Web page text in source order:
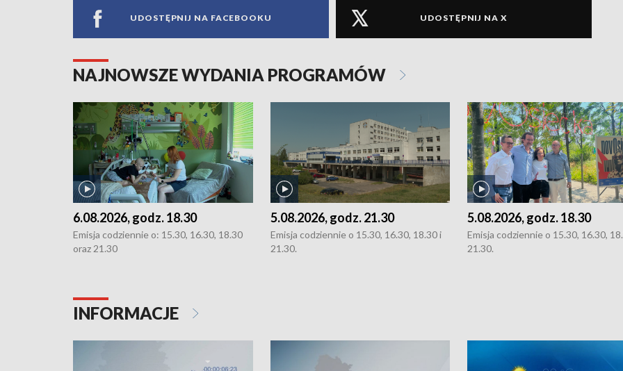
UDOSTĘPNIJ NA FACEBOOKU UDOSTĘPNIJ NA X
NAJNOWSZE WYDANIA PROGRAMÓW
6.08.2026, godz. 18.30
Emisja codziennie o: 15.30, 16.30, 18.30
oraz 21.30
5.08.2026, godz. 21.30
Emisja codziennie o 15.30, 16.30, 18.30 i
21.30.
5.08.2026, godz. 18.30
Emisja codziennie o 15.30, 16.30,
21.30.
INFORMACJE